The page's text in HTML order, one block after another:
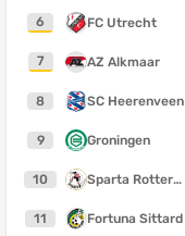
6 FC Utrecht
7 AZ Alkmaar
8 SC Heerenveen
9 Groningen
10 Sparta Rotterdam
11 Fortuna Sittard